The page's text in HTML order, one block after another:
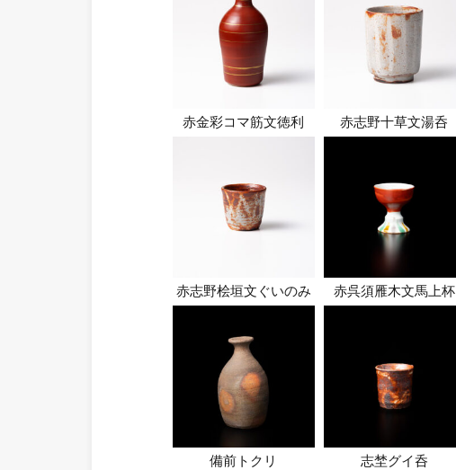
赤金彩コマ筋文徳利 赤志野十草文湯呑
赤志野桧垣文ぐいのみ 赤呉須雁木文馬上杯
備前トクリ 志埜グイ呑